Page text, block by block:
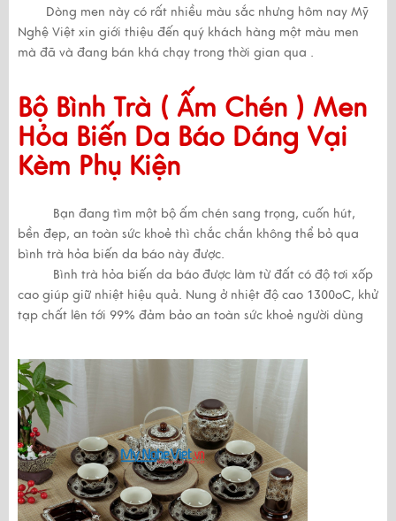
Dòng men này có rất nhiều màu sắc nhưng hôm nay Mỹ
Nghệ Việt xin giới thiệu đến quý khách hàng một màu men
mà đã và đang bán khá chạy trong thời gian qua .
Bộ Bình Trà ( Ấm Chén ) Men
Hỏa Biến Da Báo Dáng Vại
Kèm Phụ Kiện
Bạn đang tìm một bộ ấm chén sang trọng, cuốn hút,
bền đẹp, an toàn sức khoẻ thì chắc chắn không thể bỏ qua
bình trà hỏa biến da báo này được.
Bình trà hỏa biến da báo được làm từ đất có độ tơi xốp
cao giúp giữ nhiệt hiệu quả. Nung ở nhiệt độ cao 1300oC, khử
tạp chất lên tới 99% đảm bảo an toàn sức khoẻ người dùng